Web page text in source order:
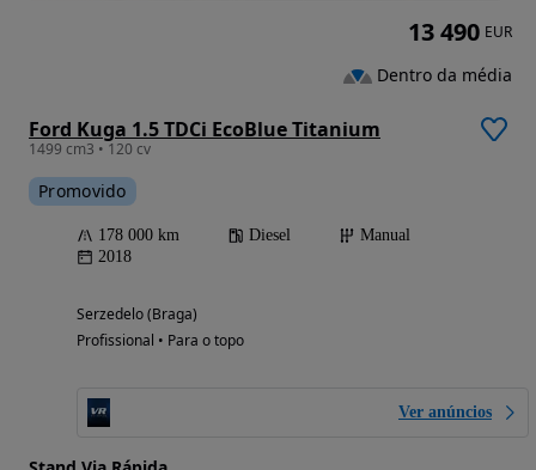
Ford Kuga 1.5 TDCi EcoBlue Titanium
1499 cm3 • 120 cv
Promovido
178 000 km Diesel
Manual
2018
Serzedelo (Braga)
Profissional • Para o topo
Ver anúncios
13 490 EUR
Dentro da média